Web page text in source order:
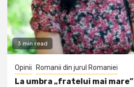
3 min read
Opinii Romanii din jurul Romaniei
La umbra „fratelui mai mare”